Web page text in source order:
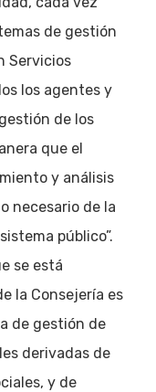
de gestión
Servicios
los agentes y
de los
que el
y análisis
necesario de la
público”.
se está
la Consejería es
de gestión de
derivadas de
y de